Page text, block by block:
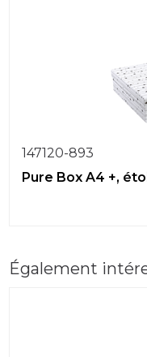
147120-893
Pure Box A4 +,
Également